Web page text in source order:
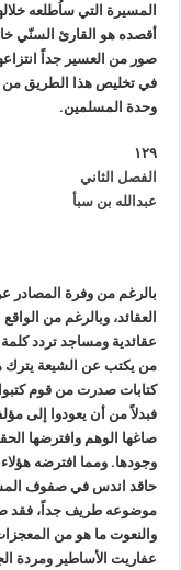
المسيرة التي ساُطلعه
أقصده هو القارئ السنّي
صور من العسير جداً
في تخليص هذا الطريق من
وحدة المسلمين.
١٢٩
الفصل الثاني
عبدالله بن سبأ
بالرغم من وفرة المصادر
العقائد، وبالرغم من
عقائدية ومساجد تردد كلمة
من يكتب عن الشيعة يترك
كتابات صدرت من قوم
فبدلاً من أن يعودوا إلى
صاغها الوهم وافترضها
وجودها. ومما افترضه
حاقد اندس في صفوف
موضوعه طريف جداً، فقد
والنعوت ما هو من
عفاريت الأساطير ومردة